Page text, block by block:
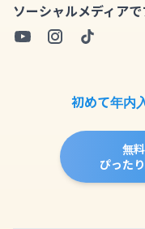
ソーシャルメディア
初めて年内
無
ぴった